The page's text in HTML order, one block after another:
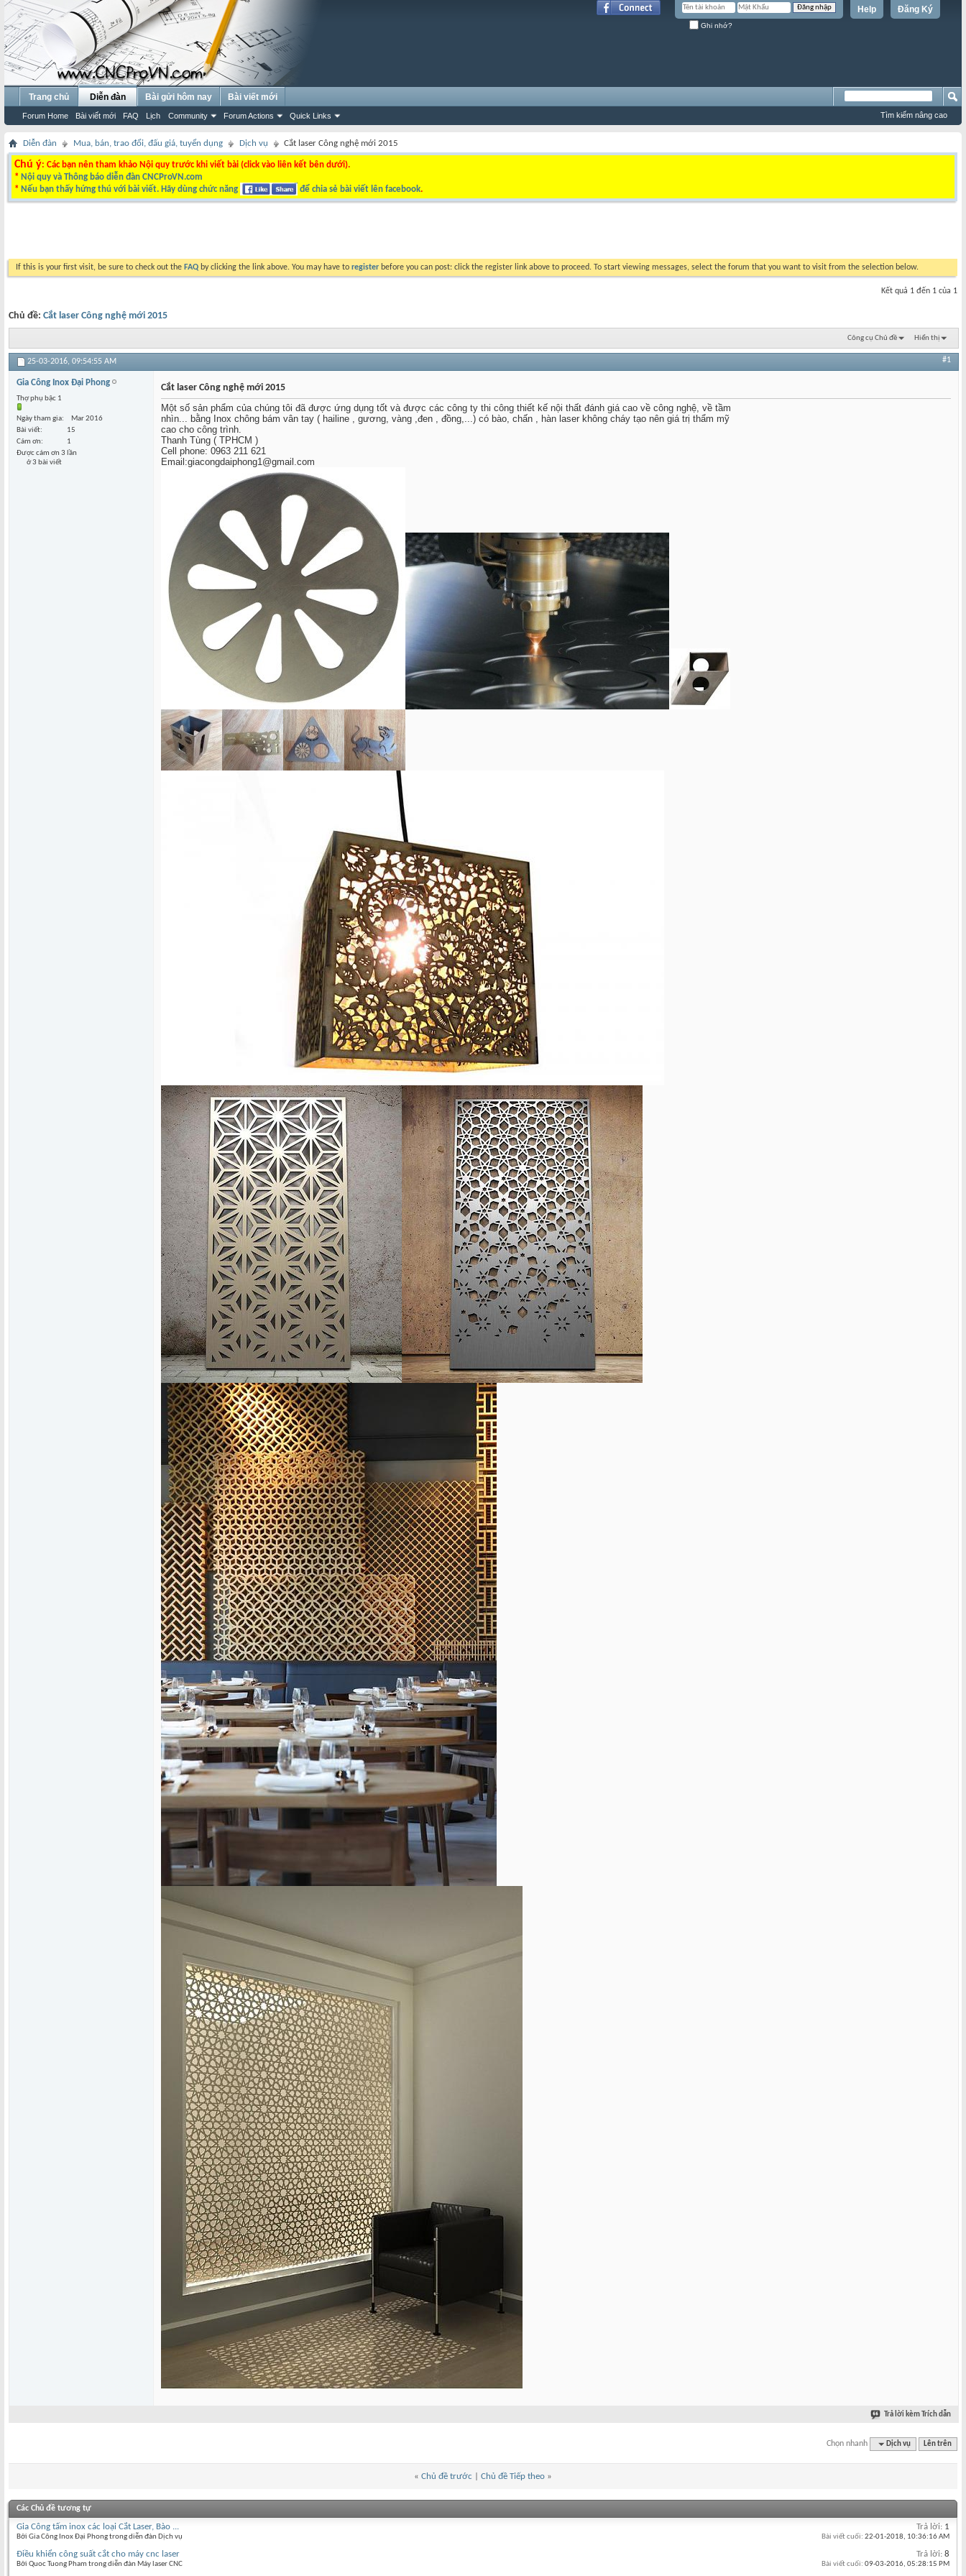
Đăng Ký
Help
Ghi nhớ?
Trang chủ Diễn đàn
Forum Home Bài viết mới FAQ Lịch Community Forum Actions Quick Links
Bài gửi hôm nay Bài viết mới
Tìm kiếm nâng cao
Diễn đàn Mua, bán, trao đổi, đấu giá, tuyển dụng Dịch vụ Cắt laser Công nghệ mới 2015
Chú ý: Các bạn nên tham khảo Nội quy trước khi viết bài (click vào liên kết bên dưới).
* Nội quy và Thông báo diễn đàn CNCProVN.com
* Nếu bạn thấy hứng thú với bài viết. Hãy dùng chức năng để chia sẻ bài viết lên facebook.
If this is your first visit, be sure to check out the FAQ by clicking the link above. You may have to register before you can post: click the register link above to proceed. To start viewing messages, select the forum that you want to visit from the selection below.
Kết quả 1 đến 1 của 1
Chủ đề: Cắt laser Công nghệ mới 2015
Công cụ Chủ đề Hiển thị
25-03-2016, 09:54:55 AM #1
Gia Công Inox Đại Phong
Thợ phụ bậc 1
Ngày tham gia
Mar 2016
Bài viết
15
Cám ơn
1
Được cám ơn 3 lần
ở 3 bài viết
Cắt laser Công nghệ mới 2015
Một số sản phẩm của chúng tôi đã được ứng dụng tốt và được các công ty thi công thiết kế nội thất đánh giá cao về công nghệ, về tầm
nhìn... bằng Inox chông bám vân tay ( hailine , gương, vàng ,đen , đồng,...) có bào, chấn , hàn laser không cháy tạo nên giá trị thẩm mỹ
cao cho công trình.
Thanh Tùng ( TPHCM )
Cell phone: 0963 211 621
Email:giacongdaiphong1@gmail.com
Trả lời kèm Trích dẫn
Chọn nhanh Dịch vụ Lên trên
« Chủ đề trước Chủ đề Tiếp theo »
Các Chủ đề tương tự
Gia Công tấm inox các loại Cắt Laser, Bào ...
Bởi Gia Công Inox Đại Phong trong diễn đàn Dịch vụ
Trả lời: 1
Bài viết cuối: 22-01-2018, 10:36:16 AM
Điều khiển công suất cắt cho máy cnc laser
Bởi Quoc Tuong Pham trong diễn đàn Máy laser CNC
Trả lời: 8
Bài viết cuối: 09-03-2016, 05:28:15 PM